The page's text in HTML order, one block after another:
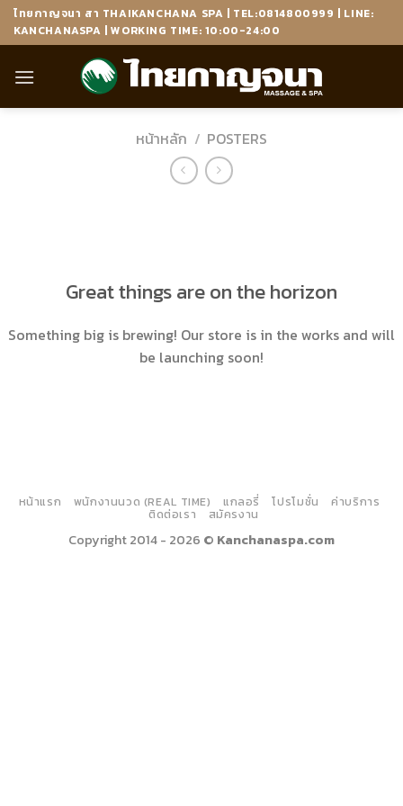
Skipไทยกาญจนา สา THAIKANCHANA SPA | TEL:0814800999 | LINE:
KANCHANASPA | WORKING TIME: 10:00-24:00
หน้าหลัก / POSTERS
Great things are on the horizon
Something big is brewing! Our store is in the works and will
be launching soon!
หน้าแรก พนักงานนวด (REAL TIME) แกลอรี่ โปรโมชั่น ค่าบริการ
ติดต่อเรา สมัครงาน
Copyright 2014 - 2026 © Kanchanaspa.com